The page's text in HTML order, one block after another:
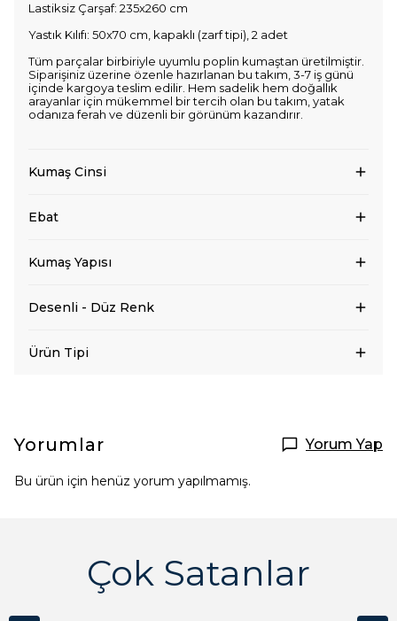
Lastiksiz Çarşaf: 235x260 cm
Yastık Kılıfı: 50x70 cm, kapaklı (zarf tipi), 2 adet
Tüm parçalar birbiriyle uyumlu poplin kumaştan üretilmiştir.
Siparişiniz üzerine özenle hazırlanan bu takım, 3-7 iş günü
içinde kargoya teslim edilir. Hem sadelik hem doğallık
arayanlar için mükemmel bir tercih olan bu takım, yatak
odanıza ferah ve düzenli bir görünüm kazandırır.
Kumaş Cinsi
Ebat
Kumaş Yapısı
Desenli - Düz Renk
Ürün Tipi
Yorumlar Yorum Yap
Bu ürün için henüz yorum yapılmamış.
Çok Satanlar